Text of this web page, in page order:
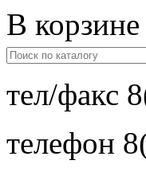
В
тел/факс
телефон